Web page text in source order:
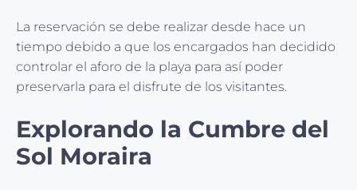
La reservación se debe realizar desde hace un
tiempo debido a que los encargados han decidido
controlar el aforo de la playa para así poder
preservarla para el disfrute de los visitantes.
Explorando la Cumbre del
Sol Moraira